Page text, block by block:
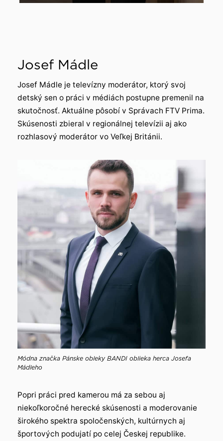
Josef Mádle
Josef Mádle je televízny moderátor, ktorý svoj
detský sen o práci v médiách postupne premenil na
skutočnosť. Aktuálne pôsobí v Správach FTV Prima.
Skúsenosti zbieral v regionálnej televízii aj ako
rozhlasový moderátor vo Veľkej Británii.
Módna značka Pánske obleky BANDI oblieka herca Josefa
Mádleho
Popri práci pred kamerou má za sebou aj
niekoľkoročné herecké skúsenosti a moderovanie
širokého spektra spoločenských, kultúrnych aj
športových podujatí po celej Českej republike.